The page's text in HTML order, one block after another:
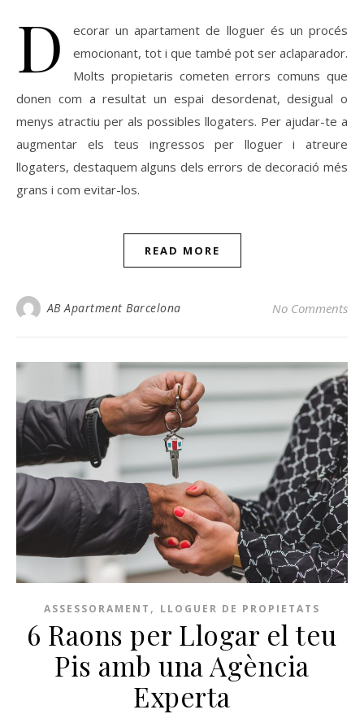
D
ecorar un apartament de lloguer és un procés
emocionant, tot i que també pot ser aclaparador.
Molts propietaris cometen errors comuns que
donen com a resultat un espai desordenat, desigual o
menys atractiu per als possibles llogaters. Per ajudar-te a
augmentar els teus ingressos per lloguer i atreure
llogaters, destaquem alguns dels errors de decoració més
grans i com evitar-los.
READ MORE
AB Apartment Barcelona No Comments
ASSESSORAMENT , LLOGUER DE PROPIETATS
6 Raons per Llogar el teu
Pis amb una Agència
Experta